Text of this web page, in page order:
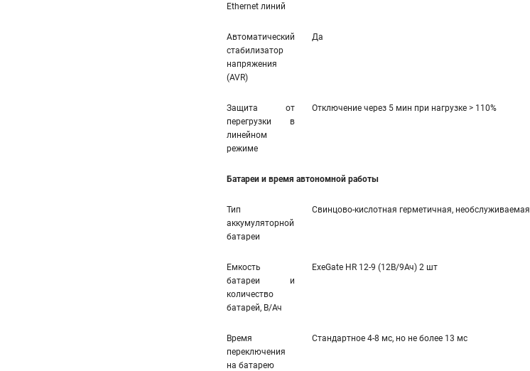
Ethernet линий
Автоматический
стабилизатор
напряжения
(AVR)
Да
Защита от
перегрузки в
линейном
режиме
Отключение через 5 мин при нагрузке > 110%
Батареи и время автономной работы
Тип
аккумуляторной
батареи
Свинцово-кислотная герметичная, необслуживаемая
Емкость
батареи и
количество
батарей, В/Ач
ExeGate HR 12-9 (12В/9Ач) 2 шт
Время
переключения
на батарею
Стандартное 4-8 мс, но не более 13 мс